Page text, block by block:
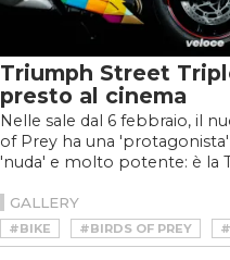
Triumph Street
presto al cinema
Nelle sale dal 6 febbraio, il
of Prey ha una
'nuda' e molto potente: è la
GALLERY
#BIKE #BIRDS OF PREY
#HARLEY QUINN
#MOTO